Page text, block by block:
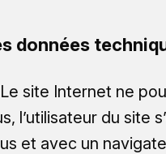
données
site Internet ne
l’utilisateur du site
et avec un